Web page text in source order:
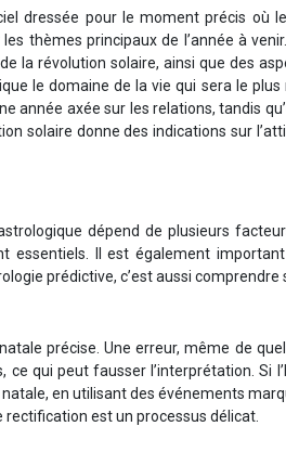
dressée pour le moment précis où
thèmes principaux de l’année à
la révolution solaire, ainsi que des
le domaine de la vie qui sera le plus
année axée sur les relations, tandis
solaire donne des indications sur
dépend de plusieurs
essentiels. Il est également
prédictive, c’est aussi comprendre
précise. Une erreur, même de
qui peut fausser l’interprétation. Si
en utilisant des événements
est un processus délicat.